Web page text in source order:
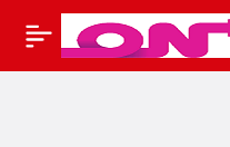
Oyun oynayarak para